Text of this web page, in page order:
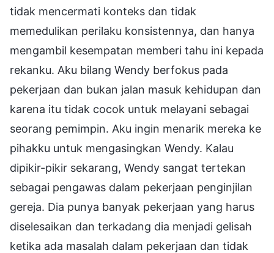
tidak mencermati konteks dan tidak
memedulikan perilaku konsistennya, dan hanya
mengambil kesempatan memberi tahu ini kepada
rekanku. Aku bilang Wendy berfokus pada
pekerjaan dan bukan jalan masuk kehidupan dan
karena itu tidak cocok untuk melayani sebagai
seorang pemimpin. Aku ingin menarik mereka ke
pihakku untuk mengasingkan Wendy. Kalau
dipikir-pikir sekarang, Wendy sangat tertekan
sebagai pengawas dalam pekerjaan penginjilan
gereja. Dia punya banyak pekerjaan yang harus
diselesaikan dan terkadang dia menjadi gelisah
ketika ada masalah dalam pekerjaan dan tidak